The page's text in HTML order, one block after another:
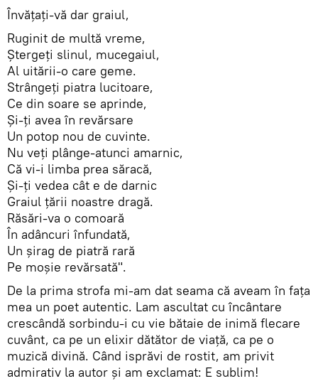
Învăţaţi-vă dar graiul,
Ruginit de multă vreme,
Ştergeţi slinul, mucegaiul,
Al uitării-o care geme.
Strângeţi piatra lucitoare,
Ce din soare se aprinde,
Şi-ţi avea în revărsare
Un potop nou de cuvinte.
Nu veţi plânge-atunci amarnic,
Că vi-i limba prea săracă,
Şi-ţi vedea cât e de darnic
Graiul ţării noastre dragă.
Răsări-va o comoară
În adâncuri înfundată,
Un şirag de piatră rară
Pe moşie revărsată".
De la prima strofa mi-am dat seama că aveam în faţa
mea un poet autentic. Lam ascultat cu încântare
crescândă sorbindu-i cu vie bătaie de inimă flecare
cuvânt, ca pe un elixir dătător de viaţă, ca pe o
muzică divină. Când isprăvi de rostit, am privit
admirativ la autor şi am exclamat: E sublim!